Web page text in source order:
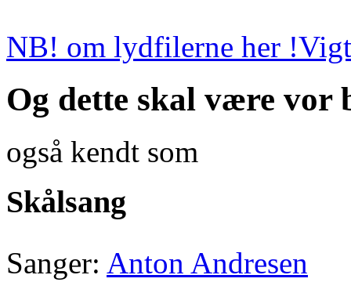
NB! om lydfilerne her !
Og dette skal være vor
også kendt som
Skålsang
Sanger: Anton Andresen